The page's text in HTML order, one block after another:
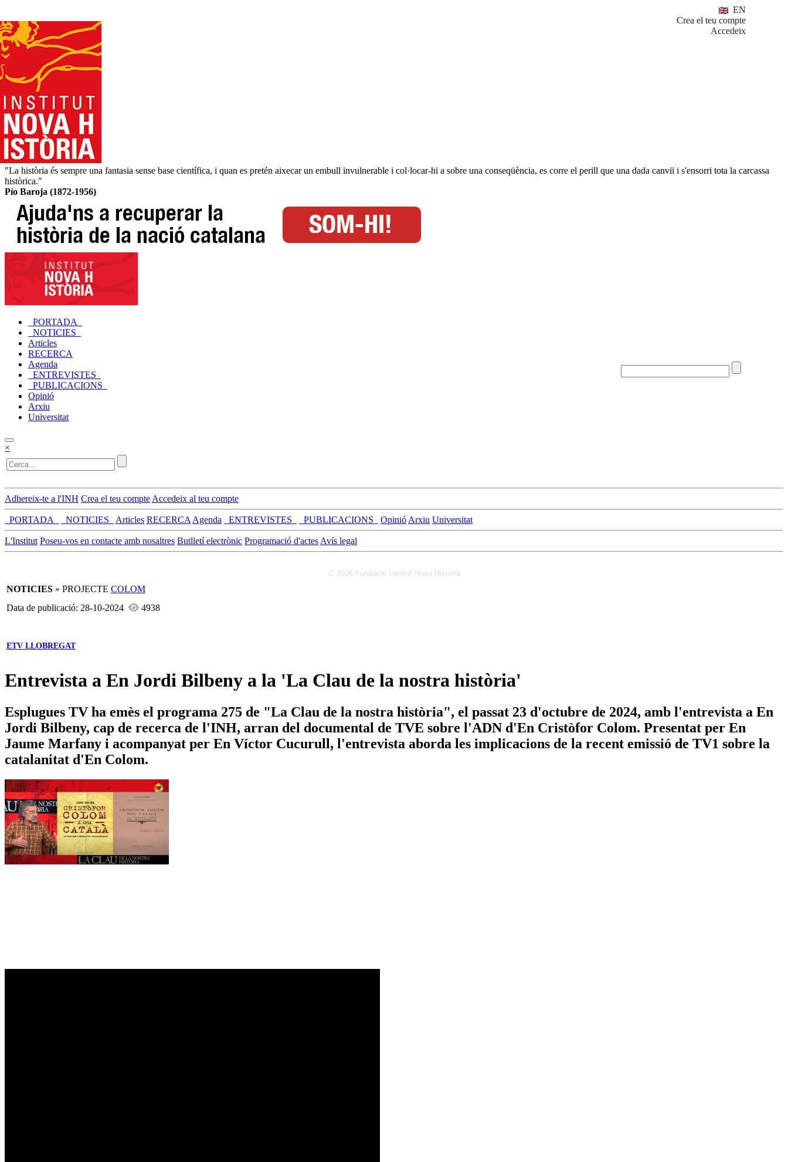
EN
Crea el teu compte
Accedeix
"La història és sempre una fantasia sense base científica, i quan es pretén aixecar un embull invulnerable i col·locar-hi a sobre una conseqüència, es corre el perill que una dada canviï i s'ensorri tota la carcassa
històrica."
Pío Baroja (1872-1956)
_PORTADA_
_NOTICIES_
Articles
RECERCA
Agenda
_ENTREVISTES_
_PUBLICACIONS_
Opinió
Arxiu
Universitat
×
Adhereix-te a l'INH Crea el teu compte Accedeix al teu compte
_PORTADA_ _NOTICIES_ Articles RECERCA Agenda _ENTREVISTES_ _PUBLICACIONS_ Opinió Arxiu Universitat
L'Institut Poseu-vos en contacte amb nosaltres Butlletí electrònic Programació d'actes Avís legal
© 2026 Fundació Institut Nova Història
NOTICIES » PROJECTE COLOM
Data de publicació: 28-10-2024
4938
ETV LLOBREGAT
Entrevista a En Jordi Bilbeny a la 'La Clau de la nostra història'
Esplugues TV ha emès el programa 275 de "La Clau de la nostra història", el passat 23 d'octubre de 2024, amb l'entrevista a En
Jordi Bilbeny, cap de recerca de l'INH, arran del documental de TVE sobre l'ADN d'En Cristòfor Colom. Presentat per En
Jaume Marfany i acompanyat per En Víctor Cucurull, l'entrevista aborda les implicacions de la recent emissió de TV1 sobre la
catalanitat d'En Colom.